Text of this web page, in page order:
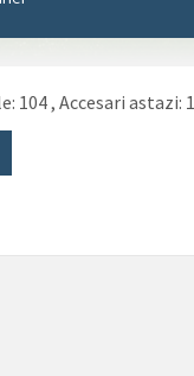
104, Accesari astazi: 1